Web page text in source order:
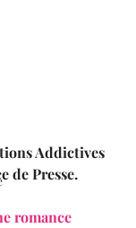
Addictives
de Presse.
romance